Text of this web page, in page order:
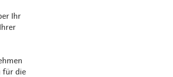
Ihr
für die